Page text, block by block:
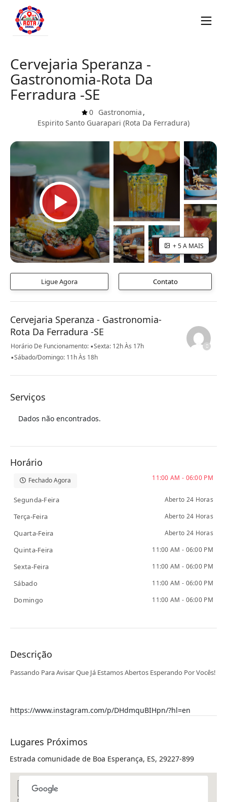
Cervejaria Speranza -
Gastronomia-Rota Da
Ferradura -SE
0 Gastronomia ,
Espirito Santo Guarapari (Rota Da Ferradura)
+ 5 A MAIS
Ligue Agora Contato
Cervejaria Speranza - Gastronomia-
Rota Da Ferradura -SE
Horário De Funcionamento: ▪️Sexta: 12h Às 17h
▪️Sábado/Domingo: 11h Às 18h
Serviços
Dados não encontrados.
Horário
Fechado Agora 11:00 AM - 06:00 PM
Segunda-Feira Aberto 24 Horas
Terça-Feira Aberto 24 Horas
Quarta-Feira Aberto 24 Horas
Quinta-Feira 11:00 AM - 06:00 PM
Sexta-Feira 11:00 AM - 06:00 PM
Sábado 11:00 AM - 06:00 PM
Domingo 11:00 AM - 06:00 PM
Descrição
Passando Para Avisar Que Já Estamos Abertos Esperando Por Vocês!
https://www.instagram.com/p/DHdmquBIHpn/?hl=en
Lugares Próximos
Estrada comunidade de Boa Esperança, ES, 29227-899